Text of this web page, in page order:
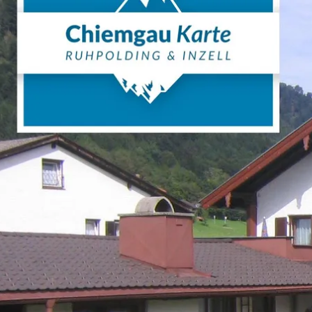
Aktivitäten im Chiemgau
Wandern & Gipfelglück
Radfahren &
Mountainbiken
Chiemsee &
Aktivitäten für die Familie
Golfen
&
Orte